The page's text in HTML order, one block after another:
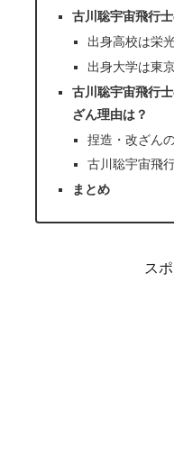
古川聡宇宙飛行
出身高校は栄
出身大学は東
古川聡宇宙飛行
ざん理由は？
捏造・改ざん
古川聡宇宙飛
まとめ
ス